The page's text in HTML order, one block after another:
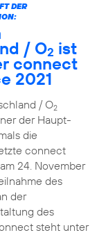
DER
/ O2 ist
connect
2021
/ O2
der Haupt-
die
connect
24. November
des
der
des
steht unter